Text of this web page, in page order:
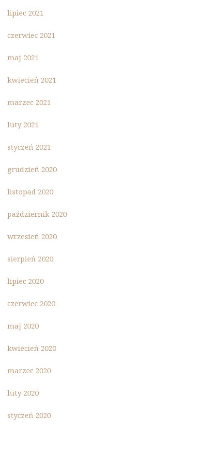
lipiec 2021
czerwiec 2021
maj 2021
kwiecień 2021
marzec 2021
luty 2021
styczeń 2021
grudzień 2020
listopad 2020
październik 2020
wrzesień 2020
sierpień 2020
lipiec 2020
czerwiec 2020
maj 2020
kwiecień 2020
marzec 2020
luty 2020
styczeń 2020